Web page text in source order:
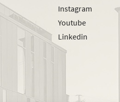
Instagram
Youtube
Linkedin